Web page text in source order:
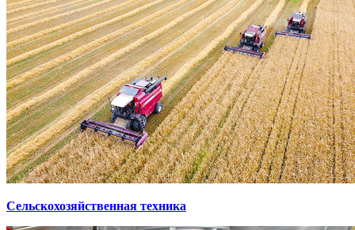
Сельскохозяйственная техника